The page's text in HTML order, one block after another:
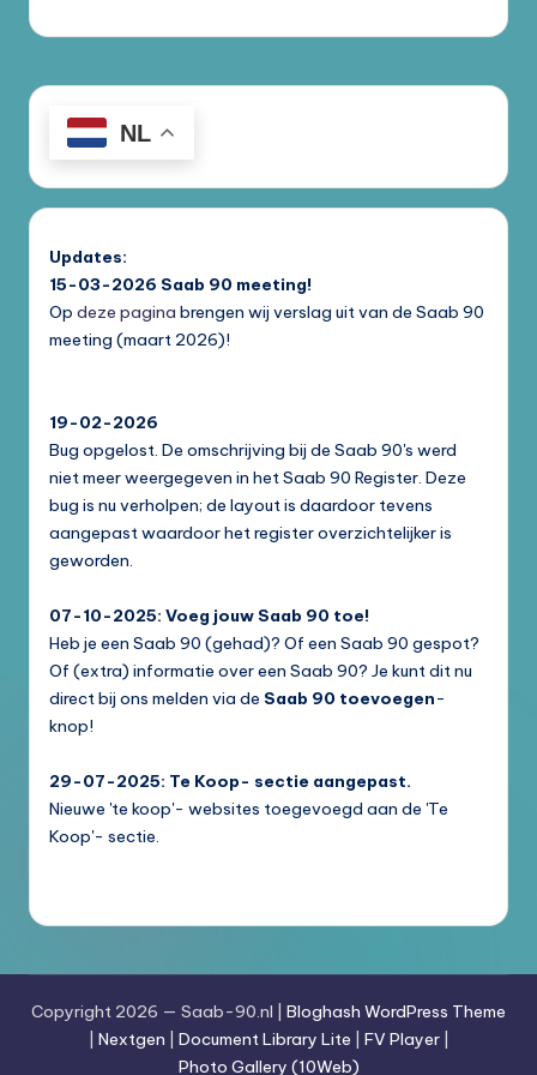
NL
Updates:
15-03-2026 Saab 90 meeting!
Op deze pagina brengen wij verslag uit van de Saab 90
meeting (maart 2026)!
19-02-2026
Bug opgelost. De omschrijving bij de Saab 90's werd
niet meer weergegeven in het Saab 90 Register. Deze
bug is nu verholpen; de layout is daardoor tevens
aangepast waardoor het register overzichtelijker is
geworden.
07-10-2025: Voeg jouw Saab 90 toe!
Heb je een Saab 90 (gehad)? Of een Saab 90 gespot?
Of (extra) informatie over een Saab 90? Je kunt dit nu
direct bij ons melden via de Saab 90 toevoegen-
knop!
29-07-2025: Te Koop- sectie aangepast.
Nieuwe 'te koop'- websites toegevoegd aan de 'Te
Koop'- sectie.
Copyright 2026 — Saab-90.nl | Bloghash WordPress Theme
Nextgen Document Library Lite FV Player|
Photo Gallery (10Web)